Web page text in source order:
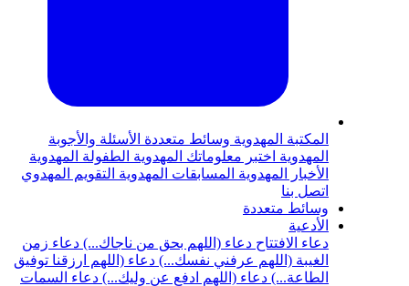
المكتبة المهدوية وسائط متعددة الأسئلة والأجوبة
المهدوية اختبر معلوماتك المهدوية الطفولة المهدوية
الأخبار المهدوية المسابقات المهدوية التقويم المهدوي
اتصل بنا
وسائط متعددة
الأدعية
دعاء الافتتاح دعاء (اللهم بحق من ناجاك...) دعاء زمن
الغيبة (اللهم عرفني نفسك...) دعاء (اللهم ارزقنا توفيق
الطاعة...) دعاء (اللهم ادفع عن وليك...) دعاء السمات